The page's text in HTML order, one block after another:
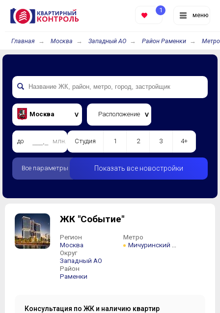
меню
1
Главная Москва Западный АО Район Раменки
Москва Расположение
до млн. Студия 1 2 3 4+
Все параметры Показать все новостройки
ЖК "Событие"
Регион
Москва
Округ
Западный АО
Район
Раменки
Метро
Мичуринский проспект
Консультация по ЖК и наличию квартир